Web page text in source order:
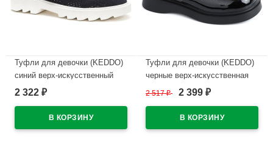
Туфли для девочки (KEDDO)
синий верх-искусственный
нубук подкладка-натуральная
2 322 ₽
Туфли для девочки (KEDDO)
черные верх-искусственная
кожа лак подкладка-
558007/03-01
2 517₽ 2 399 ₽